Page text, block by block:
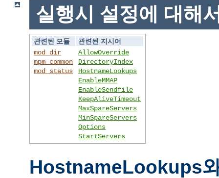
실행시 설정에 대해
관련된 모듈
관련된 지시어
mod_dir
mpm_common
mod_status
AllowOverride
DirectoryIndex
HostnameLookups
EnableMMAP
EnableSendfile
KeepAliveTimeout
MaxSpareServers
MinSpareServers
Options
StartServers
HostnameLookups